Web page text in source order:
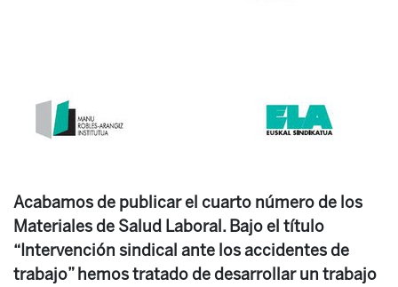
Acabamos de publicar el cuarto número de los
Materiales de Salud Laboral. Bajo el título
“Intervención sindical ante los accidentes de
trabajo” hemos tratado de desarrollar un trabajo